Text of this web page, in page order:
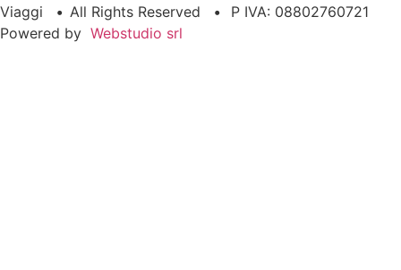
Viaggi • All Rights Reserved • P IVA: 08802760721
Powered by Webstudio srl